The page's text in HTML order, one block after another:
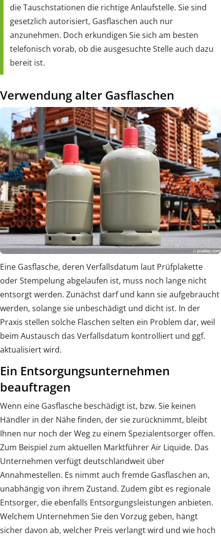
die Tauschstationen die richtige Anlaufstelle. Sie sind
gesetzlich autorisiert, Gasflaschen auch nur
anzunehmen. Doch erkundigen Sie sich am besten
telefonisch vorab, ob die ausgesuchte Stelle auch dazu
bereit ist.
Verwendung alter Gasflaschen
Eine Gasflasche, deren Verfallsdatum laut Prüfplakette
oder Stempelung abgelaufen ist, muss noch lange nicht
entsorgt werden. Zunächst darf und kann sie aufgebraucht
werden, solange sie unbeschädigt und dicht ist. In der
Praxis stellen solche Flaschen selten ein Problem dar, weil
beim Austausch das Verfallsdatum kontrolliert und ggf.
aktualisiert wird.
Ein Entsorgungsunternehmen
beauftragen
Wenn eine Gasflasche beschädigt ist, bzw. Sie keinen
Händler in der Nähe finden, der sie zurücknimmt, bleibt
Ihnen nur noch der Weg zu einem Spezialentsorger offen.
Zum Beispiel zum aktuellen Marktführer Air Liquide. Das
Unternehmen verfügt deutschlandweit über
Annahmestellen. Es nimmt auch fremde Gasflaschen an,
unabhängig von ihrem Zustand. Zudem gibt es regionale
Entsorger, die ebenfalls Entsorgungsleistungen anbieten.
Welchem Unternehmen Sie den Vorzug geben, hängt
sicher davon ab, welcher Preis verlangt wird und wie hoch